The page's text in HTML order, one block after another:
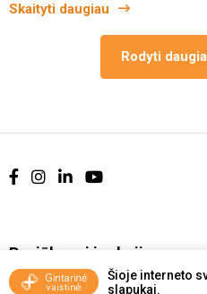
Šioje interneto
slapukai.
Skaityti daugiau
Rodyti
Pasiūlymai ir akcijos